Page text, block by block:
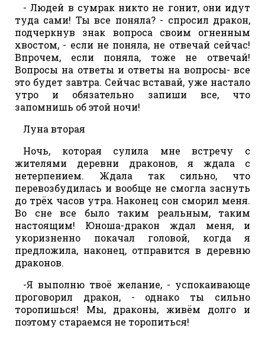
- Людей в сумрак никто не гонит, они идут
туда сами! Ты все поняла? - спросил дракон,
подчеркнув знак вопроса своим огненным
хвостом, - если не поняла, не отвечай сейчас!
Впрочем, если поняла, тоже не отвечай!
Вопросы на ответы и ответы на вопросы- все
это будет завтра. Сейчас вставай, уже настало
утро и обязательно запиши все, что
запомнишь об этой ночи!
Луна вторая
Ночь, которая сулила мне встречу с
жителями деревни драконов, я ждала с
нетерпением. Ждала так сильно, что
перевозбудилась и вообще не смогла заснуть
до трёх часов утра. Наконец сон сморил меня.
Во сне все было таким реальным, таким
настоящим! Юноша-дракон ждал меня, и
укоризненно покачал головой, когда я
предложила, наконец, отправится в деревню
драконов.
-Я выполню твоё желание, - успокаивающе
проговорил дракон, - однако ты сильно
торопишься! Мы, драконы, живём долго и
поэтому стараемся не торопиться!